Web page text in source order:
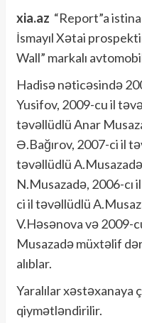
xia.az “Report”a
İsmayıl Xətai
Wall” markalı
Hadisə nəticəsində
Yusifov, 2009-cu il
təvəllüdlü Anar
Ə.Bağırov, 2007-ci il
təvəllüdlü
N.Musazadə, 2006-cı
ci il təvəllüdlü
V.Həsənova və 2009-
Musazadə müxtəlif
alıblar.
Yaralılar xəstəxanaya
qiymətləndirilir.